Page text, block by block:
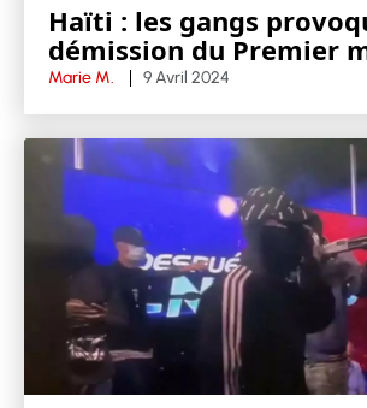
Haïti : les gangs
démission du Premier
Marie M. 9 Avril 2024